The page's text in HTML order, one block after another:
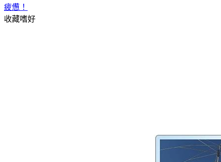
疲憊！
收藏嗜好